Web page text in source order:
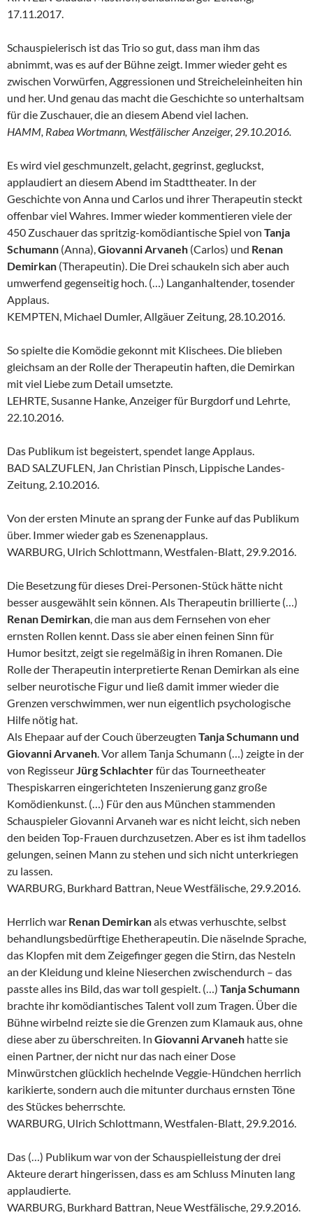
17.11.2017.
Schauspielerisch ist das Trio so gut, dass man ihm das
abnimmt, was es auf der Bühne zeigt. Immer wieder geht es
zwischen Vorwürfen, Aggressionen und Streicheleinheiten hin
und her. Und genau das macht die Geschichte so unterhaltsam
für die Zuschauer, die an diesem Abend viel lachen.
HAMM, Rabea Wortmann, Westfälischer Anzeiger, 29.10.2016.
Es wird viel geschmunzelt, gelacht, gegrinst, gegluckst,
applaudiert an diesem Abend im Stadttheater. In der
Geschichte von Anna und Carlos und ihrer Therapeutin steckt
offenbar viel Wahres. Immer wieder kommentieren viele der
450 Zuschauer das spritzig-komödiantische Spiel von Tanja
Schumann (Anna), Giovanni Arvaneh (Carlos) und Renan
Demirkan (Therapeutin). Die Drei schaukeln sich aber auch
umwerfend gegenseitig hoch. (…) Langanhaltender, tosender
Applaus.
KEMPTEN, Michael Dumler, Allgäuer Zeitung, 28.10.2016.
So spielte die Komödie gekonnt mit Klischees. Die blieben
gleichsam an der Rolle der Therapeutin haften, die Demirkan
mit viel Liebe zum Detail umsetzte.
LEHRTE, Susanne Hanke, Anzeiger für Burgdorf und Lehrte,
22.10.2016.
Das Publikum ist begeistert, spendet lange Applaus.
BAD SALZUFLEN, Jan Christian Pinsch, Lippische Landes-
Zeitung, 2.10.2016.
Von der ersten Minute an sprang der Funke auf das Publikum
über. Immer wieder gab es Szenenapplaus.
WARBURG, Ulrich Schlottmann, Westfalen-Blatt, 29.9.2016.
Die Besetzung für dieses Drei-Personen-Stück hätte nicht
besser ausgewählt sein können. Als Therapeutin brillierte (…)
Renan Demirkan , die man aus dem Fernsehen von eher
ernsten Rollen kennt. Dass sie aber einen feinen Sinn für
Humor besitzt, zeigt sie regelmäßig in ihren Romanen. Die
Rolle der Therapeutin interpretierte Renan Demirkan als eine
selber neurotische Figur und ließ damit immer wieder die
Grenzen verschwimmen, wer nun eigentlich psychologische
Hilfe nötig hat.
Als Ehepaar auf der Couch überzeugten Tanja Schumannund
Giovanni Arvaneh . Vor allem Tanja Schumann (…) zeigte in der
von Regisseur Jürg Schlachterfür das Tourneetheater
Thespiskarren eingerichteten Inszenierung ganz große
Komödienkunst. (…) Für den aus München stammenden
Schauspieler Giovanni Arvaneh war es nicht leicht, sich neben
den beiden Top-Frauen durchzusetzen. Aber es ist ihm tadellos
gelungen, seinen Mann zu stehen und sich nicht unterkriegen
zu lassen.
WARBURG, Burkhard Battran, Neue Westfälische, 29.9.2016.
Herrlich war Renan Demirkanals etwas verhuschte, selbst
behandlungsbedürftige Ehetherapeutin. Die näselnde Sprache,
das Klopfen mit dem Zeigefinger gegen die Stirn, das Nesteln
an der Kleidung und kleine Nieserchen zwischendurch – das
passte alles ins Bild, das war toll gespielt. (…) Tanja Schumann
brachte ihr komödiantisches Talent voll zum Tragen. Über die
Bühne wirbelnd reizte sie die Grenzen zum Klamauk aus, ohne
diese aber zu überschreiten. In Giovanni Arvaneh hatte sie
einen Partner, der nicht nur das nach einer Dose
Minwürstchen glücklich hechelnde Veggie-Hündchen herrlich
karikierte, sondern auch die mitunter durchaus ernsten Töne
des Stückes beherrschte.
WARBURG, Ulrich Schlottmann, Westfalen-Blatt, 29.9.2016.
Das (…) Publikum war von der Schauspielleistung der drei
Akteure derart hingerissen, dass es am Schluss Minuten lang
applaudierte.
WARBURG, Burkhard Battran, Neue Westfälische, 29.9.2016.